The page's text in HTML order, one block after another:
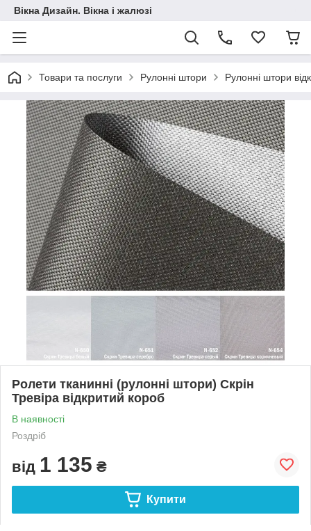
Вікна Дизайн. Вікна і жалюзі
Товари та послуги Рулонні штори Рулонні штори
Ролети тканинні (рулонні штори) Скрін
Тревіра відкритий короб
В наявності
Роздріб
від 1 135 ₴
Купити